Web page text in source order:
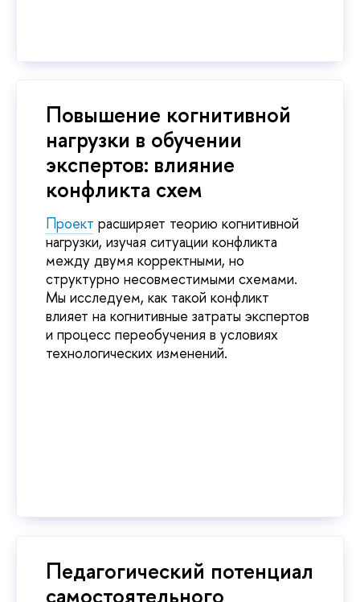
Повышение когнитивной
нагрузки в обучении
экспертов: влияние
конфликта схем
Проект расширяет теорию когнитивной
нагрузки, изучая ситуации конфликта
между двумя корректными, но
структурно несовместимыми схемами.
Мы исследуем, как такой конфликт
влияет на когнитивные затраты экспертов
и процесс переобучения в условиях
технологических изменений.
Педагогический потенциал
самостоятельного